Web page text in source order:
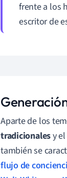
frente a los
escritor de
Aparte de los
tradicionalesy
también se
flujo de